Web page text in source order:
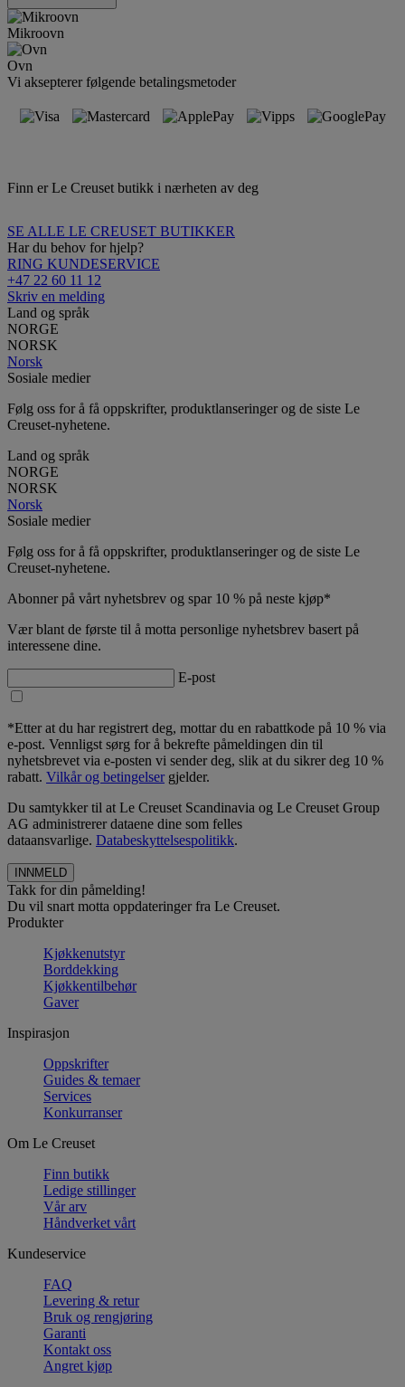
Mikroovn
Ovn
Vi aksepterer følgende betalingsmetoder
Finn er Le Creuset butikk i nærheten av deg
SE ALLE LE CREUSET BUTIKKER
Har du behov for hjelp?
RING KUNDESERVICE
+47 22 60 11 12
Skriv en melding
Land og språk
NORGE
NORSK
Norsk
Sosiale medier
Følg oss for å få oppskrifter, produktlanseringer og de siste Le
Creuset-nyhetene.
Land og språk
NORGE
NORSK
Norsk
Sosiale medier
Følg oss for å få oppskrifter, produktlanseringer og de siste Le
Creuset-nyhetene.
Abonner på vårt nyhetsbrev og spar 10 % på neste kjøp*
Vær blant de første til å motta personlige nyhetsbrev basert på
interessene dine.
E-post
*Etter at du har registrert deg, mottar du en rabattkode på 10 % via
e-post. Vennligst sørg for å bekrefte påmeldingen din til
nyhetsbrevet via e-posten vi sender deg, slik at du sikrer deg 10 %
rabatt. Vilkår og betingelsergjelder.
Du samtykker til at Le Creuset Scandinavia og Le Creuset Group
AG administrerer dataene dine som felles
dataansvarlige. Databeskyttelsespolitikk.
Takk for din påmelding!
Du vil snart motta oppdateringer fra Le Creuset.
Produkter
Kjøkkenutstyr
Borddekking
Kjøkkentilbehør
Gaver
Inspirasjon
Oppskrifter
Guides & temaer
Services
Konkurranser
Om Le Creuset
Finn butikk
Ledige stillinger
Vår arv
Håndverket vårt
Kundeservice
FAQ
Levering & retur
Bruk og rengjøring
Garanti
Kontakt oss
Angret kjøp